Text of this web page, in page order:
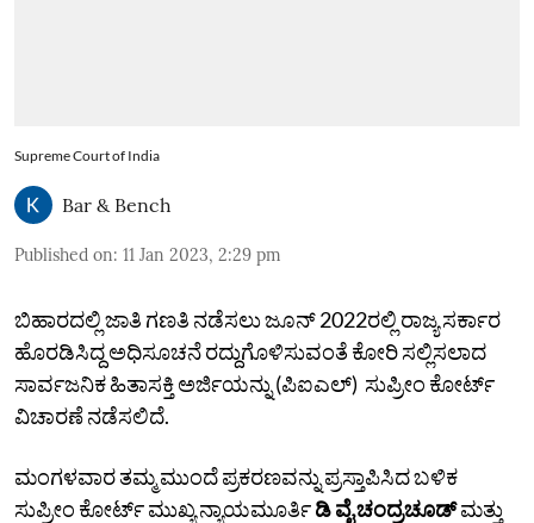
Supreme Court of India
Bar & Bench
Published on: 11 Jan 2023, 2:29 pm
ಬಿಹಾರದಲ್ಲಿ ಜಾತಿ ಗಣತಿ ನಡೆಸಲು ಜೂನ್ 2022ರಲ್ಲಿ ರಾಜ್ಯ ಸರ್ಕಾರ
ಹೊರಡಿಸಿದ್ದ ಅಧಿಸೂಚನೆ ರದ್ದುಗೊಳಿಸುವಂತೆ ಕೋರಿ ಸಲ್ಲಿಸಲಾದ
ಸಾರ್ವಜನಿಕ ಹಿತಾಸಕ್ತಿ ಅರ್ಜಿಯನ್ನು (ಪಿಐಎಲ್) ಸುಪ್ರೀಂ ಕೋರ್ಟ್
ವಿಚಾರಣೆ ನಡೆಸಲಿದೆ.
ಮಂಗಳವಾರ ತಮ್ಮ ಮುಂದೆ ಪ್ರಕರಣವನ್ನು ಪ್ರಸ್ತಾಪಿಸಿದ ಬಳಿಕ
ಸುಪ್ರೀಂ ಕೋರ್ಟ್‌ ಮುಖ್ಯ ನ್ಯಾಯಮೂರ್ತಿಡಿ ವೈ ಚಂದ್ರಚೂಡ್ಮತ್ತು